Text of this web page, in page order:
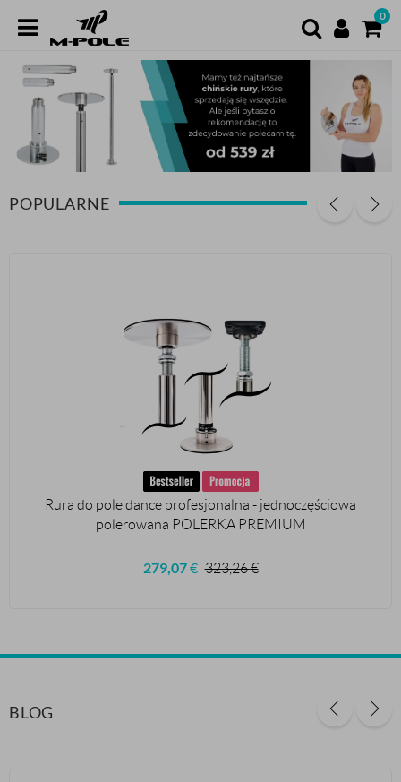
0
POPULARNE
Rura do pole dance profesjonalna - jednoczęściowa
polerowana POLERKA PREMIUM
279,07€ 323,26€
BLOG